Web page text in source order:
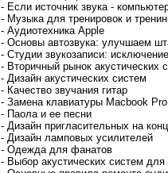
- Если источник звука -
- Музыка для тренировок и
- Аудиотехника Apple
- Основы автозвука: улучшаем
- Студии звукозаписи:
- Вторичный рынок акустических
- Дизайн акустических систем
- Качество звучания гитар
- Замена клавиатуры Macbook Pro
- Паола и ее песни
- Дизайн пригласительных на
- Дизайн ламповых усилителей
- Одежда для фанатов
- Выбор акустических систем